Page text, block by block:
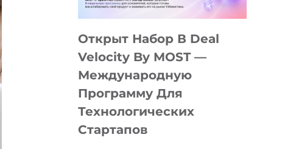
ДАЛ
ПОДРОСТКАМ
БИЛЕТ
IT-
ПРЕДПРИНИМАТЕЛЬСТВО
Открыт Набор В Deal
Velocity By MOST —
Международную
Программу Для
Технологических
Стартапов